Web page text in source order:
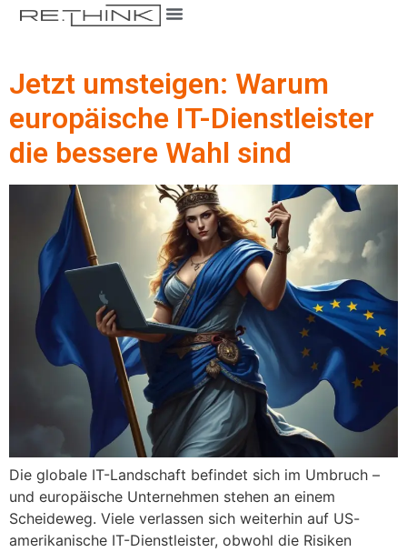
Jetzt umsteigen: Warum
europäische IT-Dienstleister
die bessere Wahl sind
Die globale IT-Landschaft befindet sich im Umbruch –
und europäische Unternehmen stehen an einem
Scheideweg. Viele verlassen sich weiterhin auf US-
amerikanische IT-Dienstleister, obwohl die Risiken